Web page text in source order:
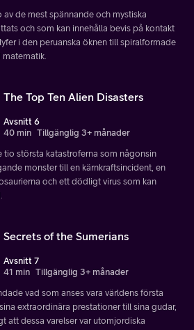
av de mest spännande och mystiska
och som kan innehålla bevis på kontakt
i den peruanska öknen till spiralformade
The Top Ten Alien Disasters
Avsnitt 6
40 min Tillgänglig 3+ månader
tio största katastroferna som någonsin
monster till en kärnkraftsincident, en
och ett dödligt virus som kan
Secrets of the Sumerians
Avsnitt 7
41 min Tillgänglig 3+ månader
vad som anses vara världens första
extraordinära prestationer till sina gudar,
att dessa varelser var utomjordiska